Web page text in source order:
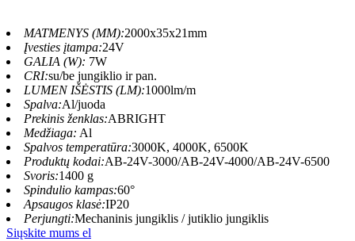
MATMENYS (MM):2000x35x21mm
Įvesties įtampa:24V
GALIA (W): 7W
CRI:su/be jungiklio ir pan.
LUMEN IŠĖSTIS (LM):1000lm/m
Spalva:Al/juoda
Prekinis ženklas:ABRIGHT
Medžiaga: Al
Spalvos temperatūra:3000K, 4000K, 6500K
Produktų kodai:AB-24V-3000/AB-24V-4000/AB-24V-6500
Svoris:1400 g
Spindulio kampas:60°
Apsaugos klasė:IP20
Perjungti:Mechaninis jungiklis / jutiklio jungiklis
Siųskite mums el